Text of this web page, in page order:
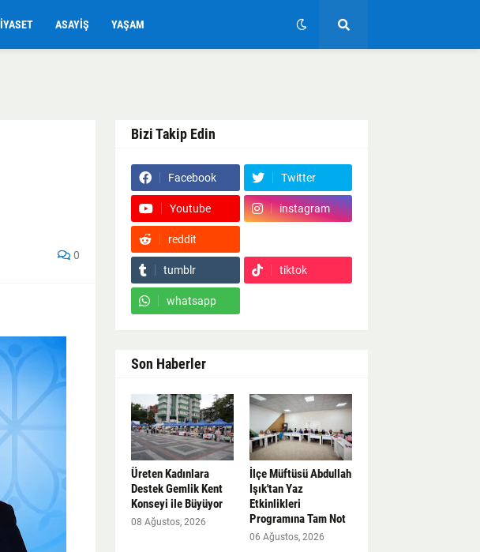
ASAYIŞ YAŞAM
0
Bizi Takip Edin
Facebook Twitter
Youtube instagram
reddit
tumblr tiktok
whatsapp
Son Haberler
Üreten Kadınlara
Destek Gemlik Kent
Konseyi ile Büyüyor
08 Ağustos, 2026
İlçe Müftüsü Abdullah
Işık'tan Yaz
Etkinlikleri
Programına Tam Not
06 Ağustos, 2026